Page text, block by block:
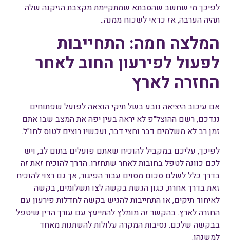
לפיכך מי שחשב שהסבתא שמתקיימת מקצבת הזיקנה שלה
תהיה הערבה, אז כדאי לשכוח ממנה..
המלצה חמה: התחייבות
לפעול לפירעון החוב לאחר
החזרה לארץ
אם עיכוב היציאה נובע בשל תיקי הוצאה לפועל שפתוחים
נגדכם, רשם ההוצל"פ לא יראה בעין יפה את המצב שבו אתם
זמן רב לא משלמים דבר וחצי דבר, ועכשיו רוצים לטוס לחו"ל.
לפיכך, עליכם במקביל להוכיח שאתם פועלים בתום לב, ויש
לכם כוונה לטפל בחובות לאחר שתחזרו. הדרך להוכיח זאת זה
בדרך כלל לשלם סכום מסוים עבור הפיגור, אך גם רצוי להוכיח
זאת בדרך אחרת, כגון הגשת בקשה לצו תשלומים, בקשה
לאיחוד תיקים, או התחייבות להגיש בקשה לחדלות פירעון עם
החזרה לארץ. בהקשר זה מומלץ להתייעץ עם עורך הדין שיטפל
בבקשה שלכם. נסיבות המקרה עלולות להשתנות מאחד
למשנהו.